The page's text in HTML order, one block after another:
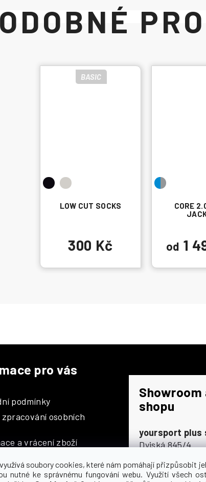
soubory cookies, které nám pomáhají přizpůsobit
nutné ke správnému fungování webu. Využití všech
BASIC
LOW CUT SOCKS
300 Kč
CORE
od 1
pro vás
podmínky
zpracování osobních
a vrácení zboží
Showroom
shopu
yoursport plus
Dyjská 845/4
Po - Čt
9:00